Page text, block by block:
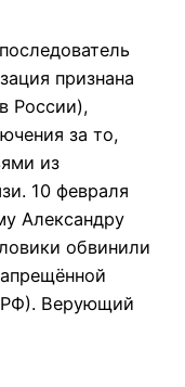
признана
России),
за то,
из
10 февраля
Александру
обвинили
РФ). Верующий